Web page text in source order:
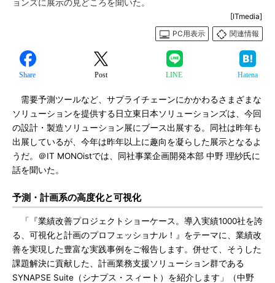
ョンズに展示の見どころを聞いた。
[ITmedia]
PC用表示
関連情報
Share Post LINE Hatena
需要予測ツールなど、サプライチェーンにかかわるさまざまな
ソリューションを提供する日立東日本ソリューションズは、今回
の設計・製造ソリューション展にブース出展する。同社は昨年も
出展しているが、今年は昨年以上に趣向を凝らした展示となるよ
うだ。＠IT MONOistでは、同社事業企画開発本部 中野 理紗氏に
話を聞いた。
予測・計画系の高度化と可視化
「『業績改善プロジェクトショーケース。導入実績1000社を誇
る、可視化と計画のプロフェッショナル！』をテーマに、業績改
善を実現した豊富な実践事例をご報告します。併せて、そうした
課題解決に貢献した、計画業務支援ソリューション群である
SYNAPSE Suite（シナプス・スィート）を紹介します」（中野